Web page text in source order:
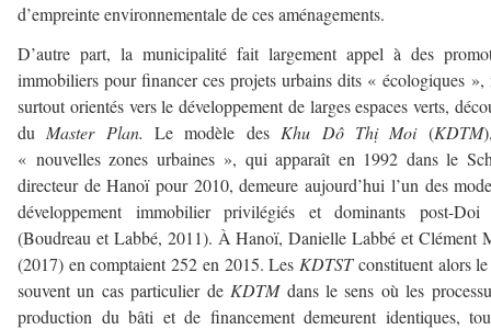
d’empreinte environnementale de ces aménagements.
D’autre part, la municipalité fait largement appel à des
immobiliers pour financer ces projets urbains dits « écologiques »,
surtout orientés vers le développement de larges espaces verts,
du Master Plan. Le modèle des Khu Dô Thị Moi (KDTM
« nouvelles zones urbaines », qui apparaît en 1992 dans le
directeur de Hanoï pour 2010, demeure aujourd’hui l’un des
développement immobilier privilégiés et dominants post-
(Boudreau et Labbé, 2011). À Hanoï, Danielle Labbé et Clément
(2017) en comptaient 252 en 2015. Les KDTSTconstituent alors
souvent un cas particulier de KDTM dans le sens où les
production du bâti et de financement demeurent identiques,